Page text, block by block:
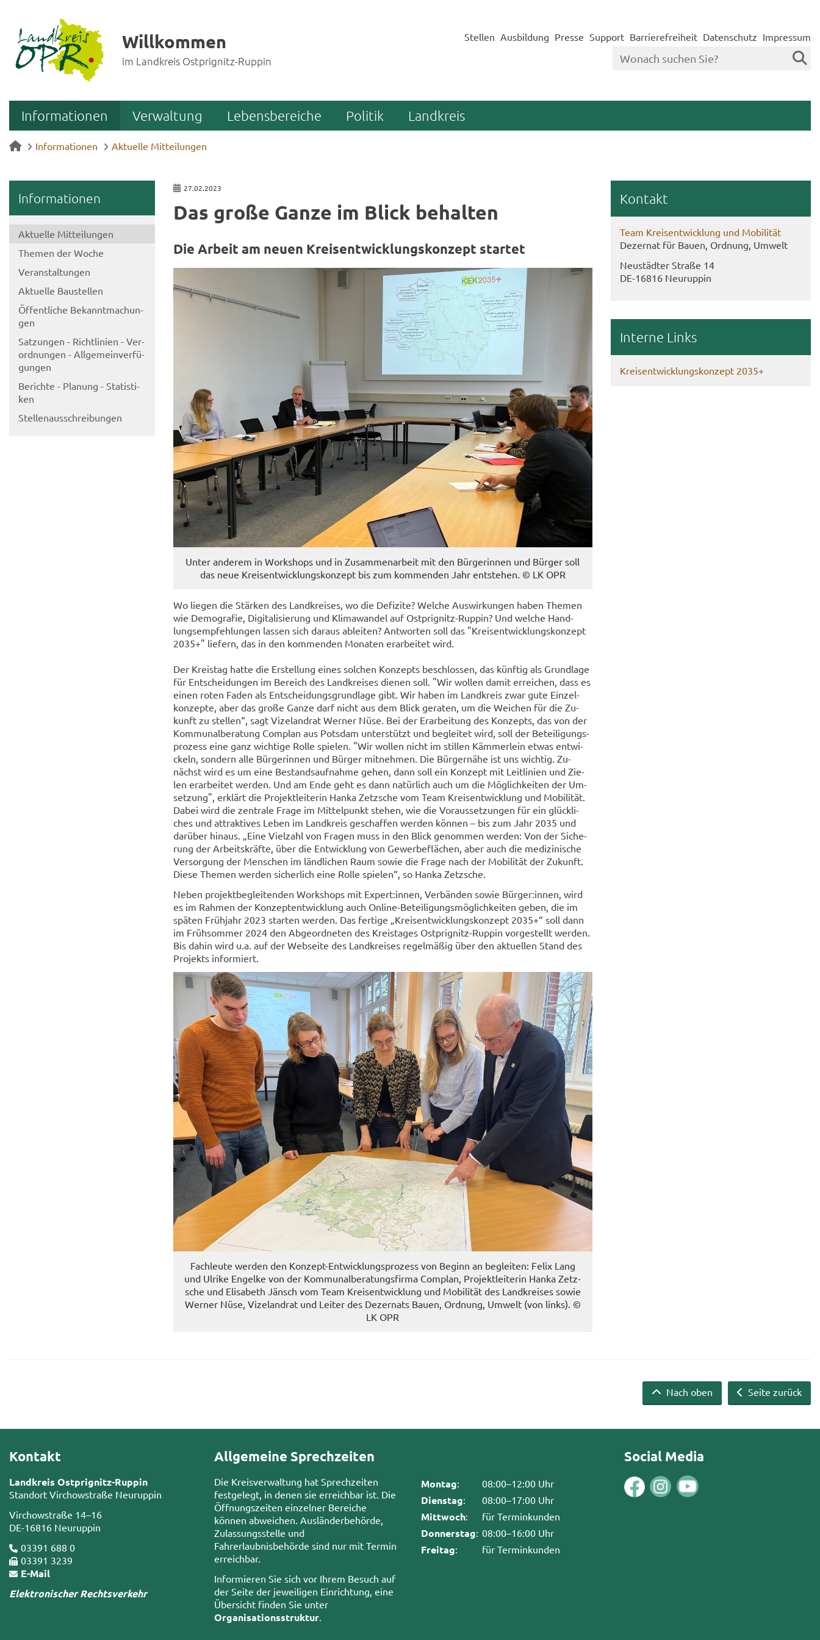
Willkommen
im Landkreis Ostprignitz-Ruppin
Stellen Ausbildung Presse Support Barrierefreiheit Datenschutz Impressum
Informationen Verwaltung Lebensbereiche Politik Landkreis
Informationen Aktuelle Mitteilungen
In­for­ma­tio­nen
Ak­tu­el­le Mit­tei­lun­gen
The­men der Woche
Ver­an­stal­tun­gen
Ak­tu­el­le Bau­stel­len
Öf­fent­li­che Be­kannt­ma­chun­
gen
Sat­zun­gen - Richt­li­ni­en - Ver­
ord­nun­gen - All­ge­mein­ver­fü­
gun­gen
Be­rich­te - Pla­nung - Sta­tis­ti­
ken
Stel­len­aus­schrei­bun­gen
27.02.2023
Das große Ganze im Blick be­hal­ten
Die Ar­beit am neuen Kreis­ent­wick­lungs­kon­zept star­tet
Unter an­de­rem in Work­shops und in Zu­sam­men­ar­beit mit den Bür­ge­rin­nen und Bür­ger soll
das neue Kreis­ent­wick­lungs­kon­zept bis zum kom­men­den Jahr ent­ste­hen. © LK OPR
Wo lie­gen die Stär­ken des Land­krei­ses, wo die De­fi­zi­te? Wel­che Aus­wir­kun­gen haben The­men
wie De­mo­gra­fie, Di­gi­ta­li­sie­rung und Kli­ma­wan­del auf Ostprignitz-​Ruppin? Und wel­che Hand­
lungs­emp­feh­lun­gen las­sen sich dar­aus ab­lei­ten? Ant­wor­ten soll das "Kreis­ent­wick­lungs­kon­zept
2035+" lie­fern, das in den kom­men­den Mo­na­ten er­ar­bei­tet wird.
Der Kreis­tag hatte die Er­stel­lung eines sol­chen Kon­zepts be­schlos­sen, das künf­tig als Grund­la­ge
für Ent­schei­dun­gen im Be­reich des Land­krei­ses die­nen soll. "Wir wol­len damit er­rei­chen, dass es
einen roten Faden als Ent­schei­dungs­grund­la­ge gibt. Wir haben im Land­kreis zwar gute Ein­zel­
kon­zep­te, aber das große Ganze darf nicht aus dem Blick ge­ra­ten, um die Wei­chen für die Zu­
kunft zu stel­len“, sagt Vi­ze­land­rat Wer­ner Nüse. Bei der Er­ar­bei­tung des Kon­zepts, das von der
Kom­mu­nal­be­ra­tung Com­plan aus Pots­dam un­ter­stützt und be­glei­tet wird, soll der Be­tei­li­gungs­
pro­zess eine ganz wich­ti­ge Rolle spie­len. "Wir wol­len nicht im stil­len Käm­mer­lein etwas ent­wi­
ckeln, son­dern alle Bür­ge­rin­nen und Bür­ger mit­neh­men. Die Bür­ger­nä­he ist uns wich­tig. Zu­
nächst wird es um eine Be­stands­auf­nah­me gehen, dann soll ein Kon­zept mit Leit­li­ni­en und Zie­
len er­ar­bei­tet wer­den. Und am Ende geht es dann na­tür­lich auch um die Mög­lich­kei­ten der Um­
set­zung", er­klärt die Pro­jekt­lei­te­rin Hanka Zetz­sche vom Team Kreis­ent­wick­lung und Mo­bi­li­tät.
Dabei wird die zen­tra­le Frage im Mit­tel­punkt ste­hen, wie die Vor­aus­set­zun­gen für ein glück­li­
ches und at­trak­ti­ves Leben im Land­kreis ge­schaf­fen wer­den kön­nen – bis zum Jahr 2035 und
dar­über hin­aus. „Eine Viel­zahl von Fra­gen muss in den Blick ge­nom­men wer­den: Von der Si­che­
rung der Ar­beits­kräf­te, über die Ent­wick­lung von Ge­wer­be­flä­chen, aber auch die me­di­zi­ni­sche
Ver­sor­gung der Men­schen im länd­li­chen Raum sowie die Frage nach der Mo­bi­li­tät der Zu­kunft.
Diese The­men wer­den si­cher­lich eine Rolle spie­len“, so Hanka Zetz­sche.
Neben pro­jekt­be­glei­ten­den Work­shops mit Ex­pert:innen, Ver­bän­den sowie Bür­ger:innen, wird
es im Rah­men der Kon­zept­ent­wick­lung auch Online-​Beteiligungsmöglichkeiten geben, die im
spä­ten Früh­jahr 2023 star­ten wer­den. Das fer­ti­ge „Kreis­ent­wick­lungs­kon­zept 2035+“ soll dann
im Früh­som­mer 2024 den Ab­ge­ord­ne­ten des Kreis­ta­ges Ostprignitz-​Ruppin vor­ge­stellt wer­den.
Bis dahin wird u.a. auf der Web­sei­te des Land­krei­ses re­gel­mä­ßig über den ak­tu­el­len Stand des
Pro­jekts in­for­miert.
Fach­leu­te wer­den den Konzept-​Entwicklungsprozess von Be­ginn an be­glei­ten: Felix Lang
und Ul­ri­ke En­gel­ke von der Kom­mu­nal­be­ra­tungs­fir­ma Com­plan, Pro­jekt­lei­te­rin Hanka Zetz­
sche und Eli­sa­beth Jänsch vom Team Kreis­ent­wick­lung und Mo­bi­li­tät des Land­krei­ses sowie
Wer­ner Nüse, Vi­ze­land­rat und Lei­ter des De­zer­nats Bauen, Ord­nung, Um­welt (von links). ©
LK OPR
Kon­takt
Team Kreis­ent­wick­lung und Mo­bi­li­tät
De­zer­nat für Bauen, Ord­nung, Um­welt
Neu­städ­ter Stra­ße 14
DE-​16816 Neu­rup­pin
In­ter­ne Links
Kreis­ent­wick­lungs­kon­zept 2035+
Seite zurück
Nach oben
Kontakt
Landkreis Ostprignitz-Ruppin
Standort Virchowstraße Neuruppin
Virchowstraße 14–16
DE-16816 Neuruppin
03391 688 0
03391 3239
E-Mail
Elektronischer Rechtsverkehr
Allgemeine Sprechzeiten
Die Kreisverwaltung hat Sprechzeiten
festgelegt, in denen sie erreichbar ist. Die
Öffnungszeiten einzelner Bereiche
können abweichen. Ausländerbehörde,
Zulassungsstelle und
Fahrerlaubnisbehörde sind nur mit Termin
erreichbar.
Informieren Sie sich vor Ihrem Besuch auf
der Seite der jeweiligen Einrichtung, eine
Übersicht finden Sie unter
Organisationsstruktur
Montag: 08:00–12:00 Uhr
Dienstag: 08:00–17:00 Uhr
Mittwoch: für Terminkunden
Donnerstag: 08:00–16:00 Uhr
Freitag: für Terminkunden
Social Media